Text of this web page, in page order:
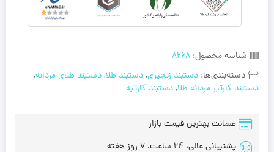
شناسه محصول: 8268
دسته‌بندی‌ها: دستبند زنجیری,دستبند طلا,دستبند طلای مردانه,
دستبند کارتیر مردانه طلا,دستبند کارتیه
ضمانت بهترین قیمت بازار
پشتیبانی عالی، 24 ساعت، 7 روز هفته